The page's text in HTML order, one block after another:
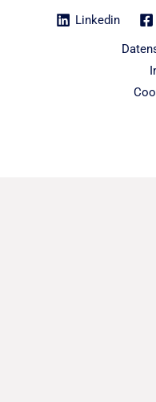
Linkedin